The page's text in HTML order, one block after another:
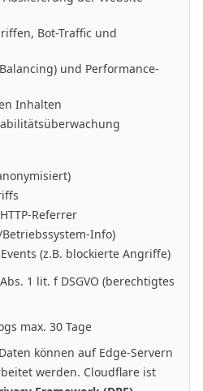
Bot-Traffic und
und Performance-
Inhalten
Referrer
Info)
(z.B. blockierte Angriffe)
1 lit. f DSGVO (berechtigtes
max. 30 Tage
Daten können auf Edge-Servern
werden. Cloudflare ist